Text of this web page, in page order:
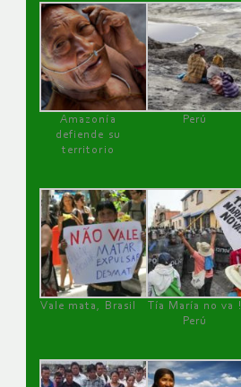
Amazonía
defiende su
territorio
Perú
Vale mata, Brasil
Tía María no va !
Perú